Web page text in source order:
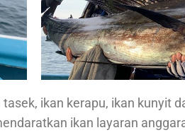
ikan kerapu, ikan kunyit
ikan layaran